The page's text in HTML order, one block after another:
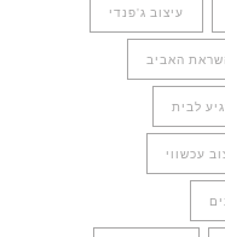
עיצוב ג'פנדי
האביב
לבית
עכשווי